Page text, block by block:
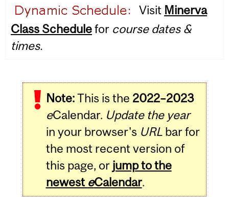
navigation
Visit Minerva
Class Schedulefor course dates &
times.
Note:This is the 2022–2023
eCalendar. Update the year
in your browser's URLbar for
the most recent version of
this page, or jump to the
newest eCalendar.